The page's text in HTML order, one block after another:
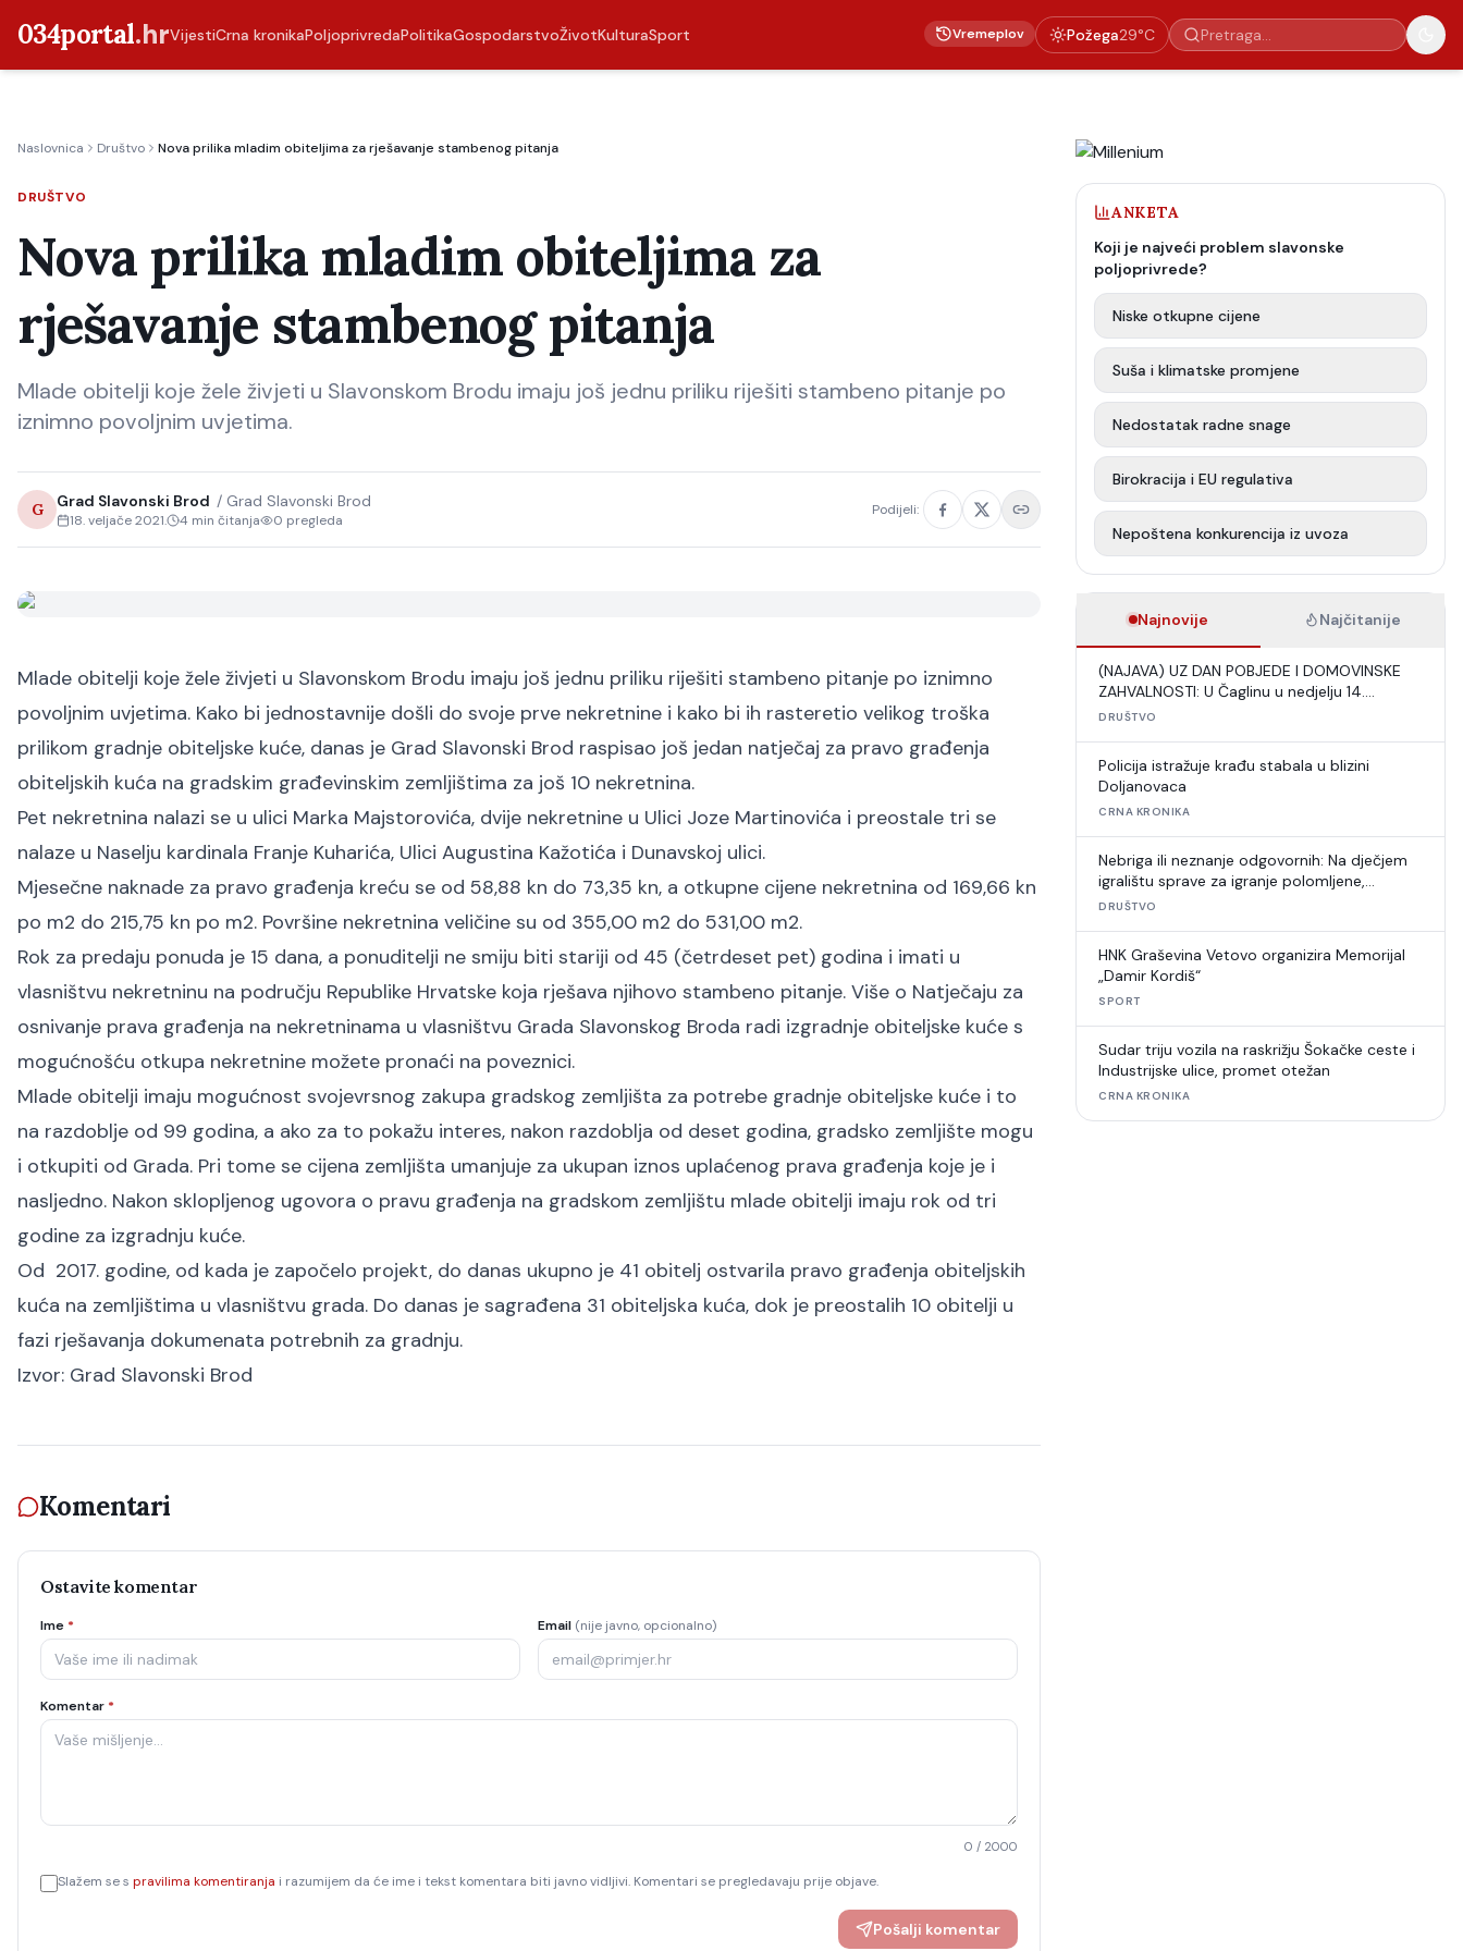
034portal.hrVijestiCrna kronikaPoljoprivredaPolitikaGospodarstvoŽivotKulturaSport Vremeplov Požega29°C
Naslovnica Društvo Nova prilika mladim obiteljima za rješavanje stambenog pitanja
DRUŠTVO
Nova prilika mladim obiteljima za
rješavanje stambenog pitanja
Mlade obitelji koje žele živjeti u Slavonskom Brodu imaju još jednu priliku riješiti stambeno pitanje po
iznimno povoljnim uvjetima.
G Grad Slavonski Brod / Grad Slavonski Brod
18. veljače 2021. 4 min čitanja 0 pregleda
Podijeli:
Mlade obitelji koje žele živjeti u Slavonskom Brodu imaju još jednu priliku riješiti stambeno pitanje po iznimno
povoljnim uvjetima. Kako bi jednostavnije došli do svoje prve nekretnine i kako bi ih rasteretio velikog troška
prilikom gradnje obiteljske kuće, danas je Grad Slavonski Brod raspisao još jedan natječaj za pravo građenja
obiteljskih kuća na gradskim građevinskim zemljištima za još 10 nekretnina.
Pet nekretnina nalazi se u ulici Marka Majstorovića, dvije nekretnine u Ulici Joze Martinovića i preostale tri se
nalaze u Naselju kardinala Franje Kuharića, Ulici Augustina Kažotića i Dunavskoj ulici.
Mjesečne naknade za pravo građenja kreću se od 58,88 kn do 73,35 kn, a otkupne cijene nekretnina od 169,66 kn
po m2 do 215,75 kn po m2. Površine nekretnina veličine su od 355,00 m2 do 531,00 m2.
Rok za predaju ponuda je 15 dana, a ponuditelji ne smiju biti stariji od 45 (četrdeset pet) godina i imati u
vlasništvu nekretninu na području Republike Hrvatske koja rješava njihovo stambeno pitanje. Više o Natječaju za
osnivanje prava građenja na nekretninama u vlasništvu Grada Slavonskog Broda radi izgradnje obiteljske kuće s
mogućnošću otkupa nekretnine možete pronaći na poveznici.
Mlade obitelji imaju mogućnost svojevrsnog zakupa gradskog zemljišta za potrebe gradnje obiteljske kuće i to
na razdoblje od 99 godina, a ako za to pokažu interes, nakon razdoblja od deset godina, gradsko zemljište mogu
i otkupiti od Grada. Pri tome se cijena zemljišta umanjuje za ukupan iznos uplaćenog prava građenja koje je i
nasljedno. Nakon sklopljenog ugovora o pravu građenja na gradskom zemljištu mlade obitelji imaju rok od tri
godine za izgradnju kuće.
Od 2017. godine, od kada je započelo projekt, do danas ukupno je 41 obitelj ostvarila pravo građenja obiteljskih
kuća na zemljištima u vlasništvu grada. Do danas je sagrađena 31 obiteljska kuća, dok je preostalih 10 obitelji u
fazi rješavanja dokumenata potrebnih za gradnju.
Izvor: Grad Slavonski Brod
Komentari
Ostavite komentar
Ime * Email (nije javno, opcionalno)
Komentar *
0 / 2000
Slažem se s pravilima komentiranja i razumijem da će ime i tekst komentara biti javno vidljivi. Komentari se pregledavaju prije objave.
Pošalji komentar
ANKETA
Koji je najveći problem slavonske
poljoprivrede?
Niske otkupne cijene
Suša i klimatske promjene
Nedostatak radne snage
Birokracija i EU regulativa
Nepoštena konkurencija iz uvoza
Najnovije Najčitanije
(NAJAVA) UZ DAN POBJEDE I DOMOVINSKE
ZAHVALNOSTI: U Čaglinu u nedjelju 14.
međunarodni šahovski turnir
DRUŠTVO
Policija istražuje krađu stabala u blizini
Doljanovaca
CRNA KRONIKA
Nebriga ili neznanje odgovornih: Na dječjem
igralištu sprave za igranje polomljene,
umjetna trava u raspadu
DRUŠTVO
HNK Graševina Vetovo organizira Memorijal
„Damir Kordiš“
SPORT
Sudar triju vozila na raskrižju Šokačke ceste i
Industrijske ulice, promet otežan
CRNA KRONIKA